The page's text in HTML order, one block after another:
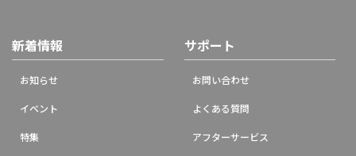
新着情報
お知らせ
イベント
特集
サポート
お問い合わせ
よくある質問
アフターサービス